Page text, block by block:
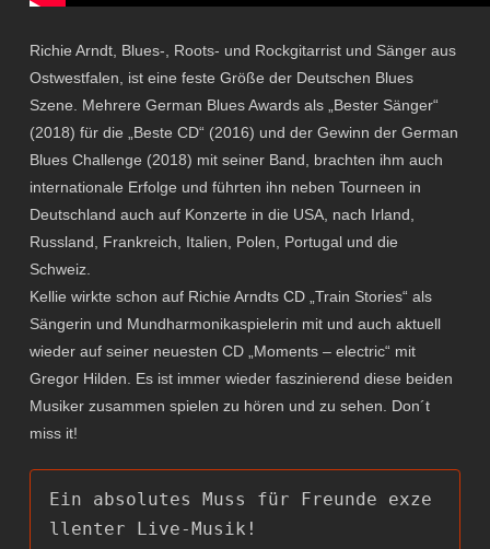
Richie Arndt, Blues-, Roots- und Rockgitarrist und Sänger aus
Ostwestfalen, ist eine feste Größe der Deutschen Blues
Szene. Mehrere German Blues Awards als „Bester Sänger“
(2018) für die „Beste CD“ (2016) und der Gewinn der German
Blues Challenge (2018) mit seiner Band, brachten ihm auch
internationale Erfolge und führten ihn neben Tourneen in
Deutschland auch auf Konzerte in die USA, nach Irland,
Russland, Frankreich, Italien, Polen, Portugal und die
Schweiz.
Kellie wirkte schon auf Richie Arndts CD „Train Stories“ als
Sängerin und Mundharmonikaspielerin mit und auch aktuell
wieder auf seiner neuesten CD „Moments – electric“ mit
Gregor Hilden. Es ist immer wieder faszinierend diese beiden
Musiker zusammen spielen zu hören und zu sehen. Don´t
miss it!
Ein absolutes Muss für Freunde exze
llenter Live-Musik!